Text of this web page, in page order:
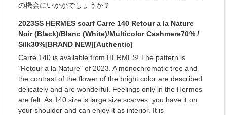
の機会にいかがでしょうか？
2023SS HERMES scarf Carre 140 Retour a la Nature
Noir (Black)/Blanc (White)/Multicolor Cashmere70% /
Silk30%[BRAND NEW][Authentic]
Carre 140 is available from HERMES! The pattern is
"Retour a la Nature" of 2023. A monochromatic tree and
the contrast of the flower of the bright color are described
delicately and are wonderful. Feelings only in the Hermes
are felt. As 140 size is large size scarves, you have it on
your shoulder and can enjoy it as interior. It is